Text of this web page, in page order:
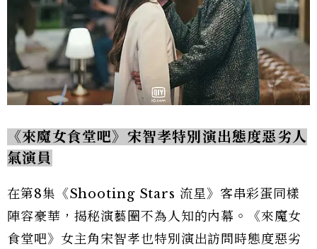
《來魔女食堂吧》宋智孝特別演出態度惡劣人
氣演員
在第8集《Shooting Stars 流星》客串彩蛋同樣
陣容豪華，揭秘演藝圈不為人知的內幕。《來魔女
食堂吧》女主角宋智孝也特別演出訪問時態度惡劣